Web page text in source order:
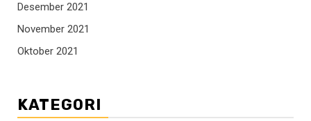
Desember 2021
November 2021
Oktober 2021
KATEGORI